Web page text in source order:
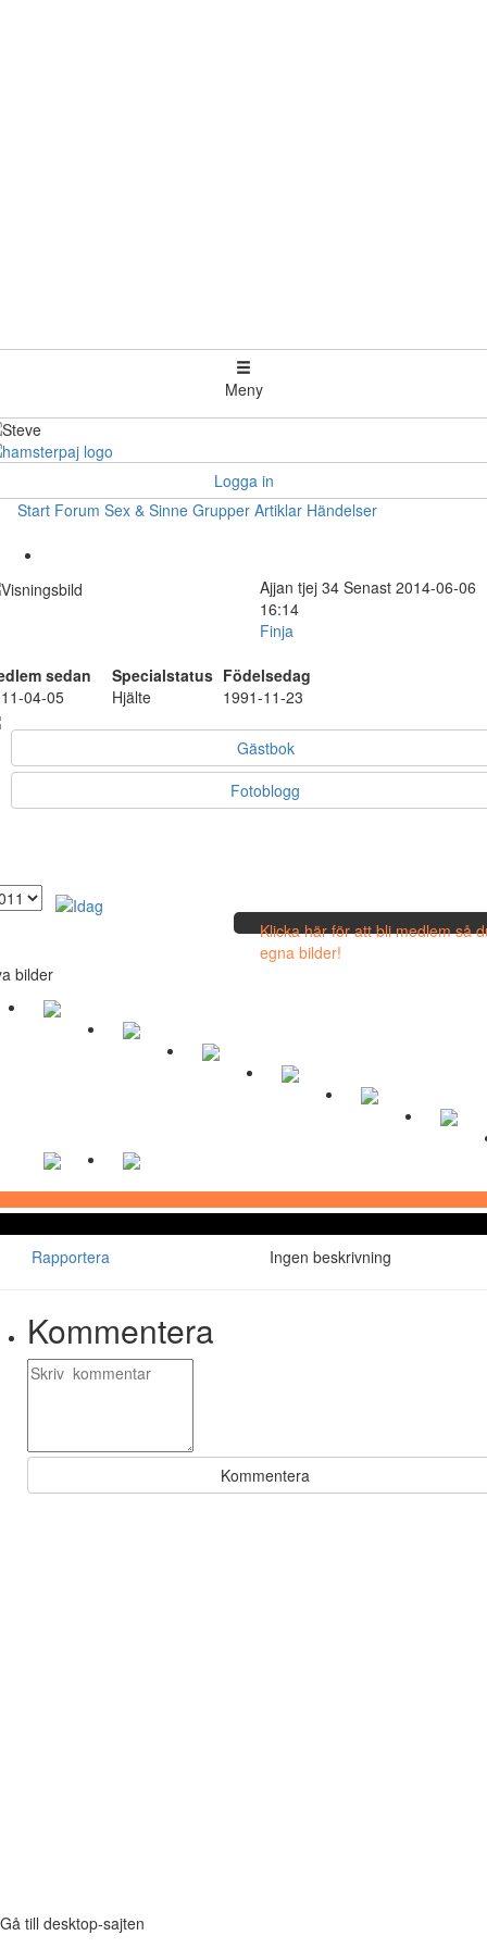
Meny
Logga in
Start Forum Sex & Sinne Grupper Artiklar Händelser
Ajjan tjej 34 Senast 2014-06-06
16:14
Finja
sedan Specialstatus Födelsedag
04-05
Hjälte 1991-11-23
Gästbok
Fotoblogg
Klicka här för att bli medlem så
egna bilder!
bilder
Rapportera Ingen beskrivning
Kommentera
Kommentera
Gå till desktop-sajten